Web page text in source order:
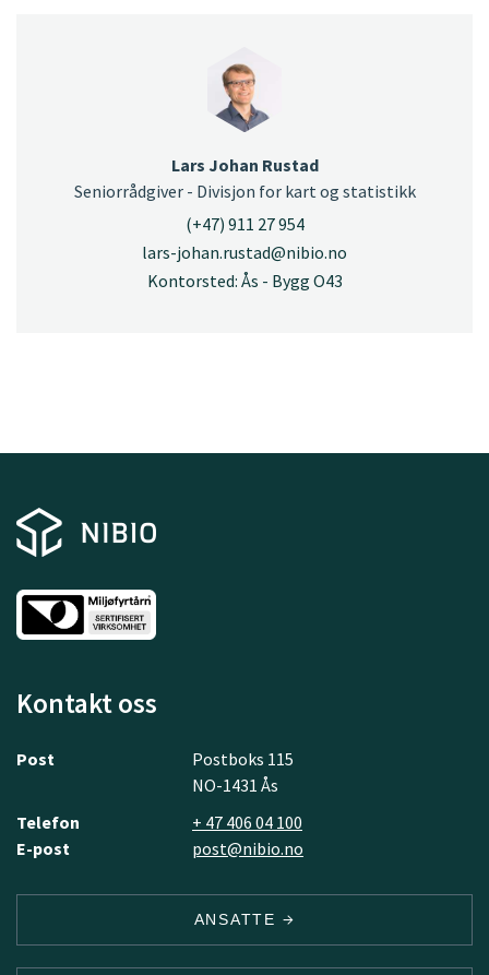
Lars Johan Rustad
Seniorrådgiver - Divisjon for kart og statistikk
(+47) 911 27 954
lars-johan.rustad@nibio.no
Kontorsted: Ås - Bygg O43
Kontakt oss
Post
Postboks 115
NO-1431 Ås
Telefon
+ 47 406 04 100
E-post
post@nibio.no
ANSATTE